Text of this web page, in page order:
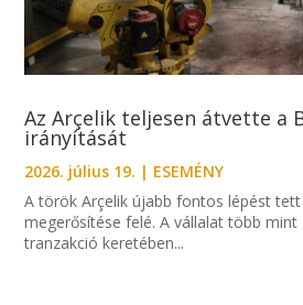
Az Arçelik teljesen átvette a
irányítását
2026. július 19. | ESEMÉNY
A török Arçelik újabb fontos lépést
megerősítése felé. A vállalat több
tranzakció keretében...